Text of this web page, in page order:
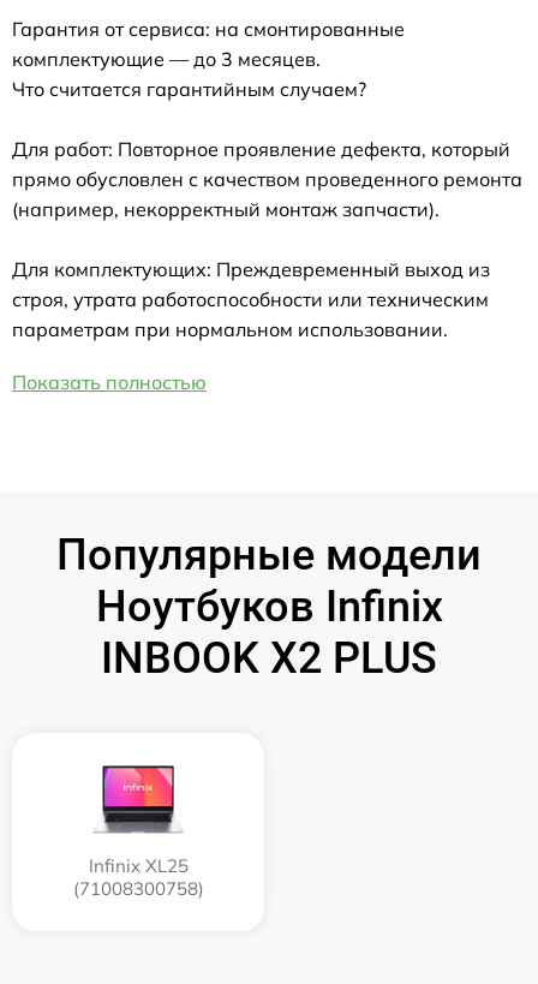
Гарантия от сервиса: на смонтированные
комплектующие — до 3 месяцев.
Что считается гарантийным случаем?
Для работ: Повторное проявление дефекта, который
прямо обусловлен с качеством проведенного ремонта
(например, некорректный монтаж запчасти).
Для комплектующих: Преждевременный выход из
строя, утрата работоспособности или техническим
параметрам при нормальном использовании.
Показать полностью
Популярные модели
Ноутбуков Infinix
INBOOK X2 PLUS
Infinix XL25
(71008300758)